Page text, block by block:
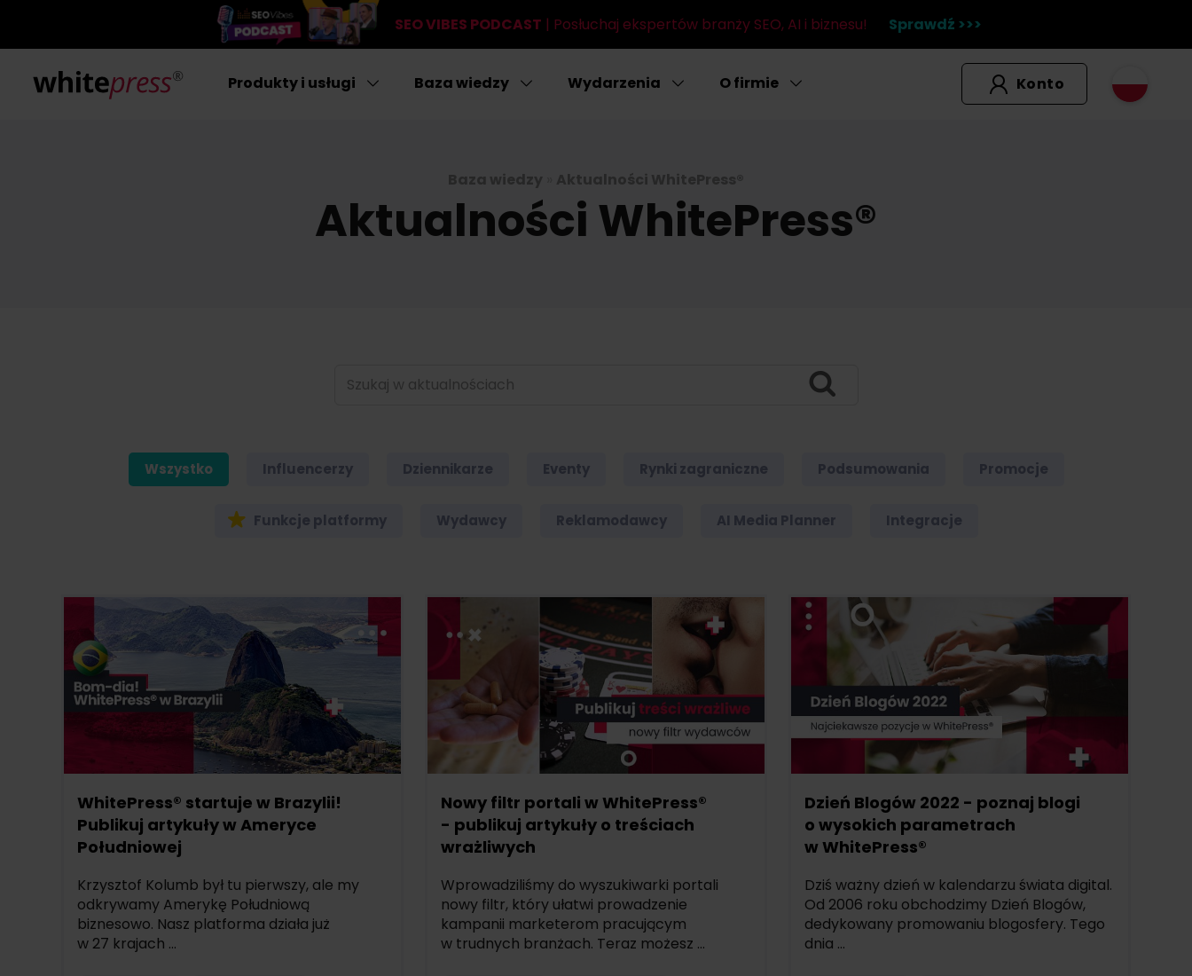
SEO VIBES PODCAST | Posłuchaj ekspertów branży SEO, AI i biznesu! Sprawdź >>>
Produkty i usługi Baza wiedzy Wydarzenia O firmie Konto
Baza wiedzy Aktualności WhitePress®
Aktualności WhitePress®
Szukaj w aktualnościach
Wszystko Influencerzy Dziennikarze Eventy Rynki zagraniczne Podsumowania Promocje
Funkcje platformy Wydawcy Reklamodawcy AI Media Planner Integracje
WhitePress® startuje w Brazylii!
Publikuj artykuły w Ameryce
Południowej
Krzysztof Kolumb był tu pierwszy, ale my
odkrywamy Amerykę Południową
biznesowo. Nasz platforma działa już
w 27 krajach ...
Nowy filtr portali w WhitePress®
- publikuj artykuły o treściach
wrażliwych
Wprowadziliśmy do wyszukiwarki portali
nowy filtr, który ułatwi prowadzenie
kampanii marketerom pracującym
w trudnych branżach. Teraz możesz ...
Dzień Blogów 2022 - poznaj blogi
o wysokich parametrach
w WhitePress®
Dziś ważny dzień w kalendarzu świata digital.
Od 2006 roku obchodzimy Dzień Blogów,
dedykowany promowaniu blogosfery. Tego
dnia ...